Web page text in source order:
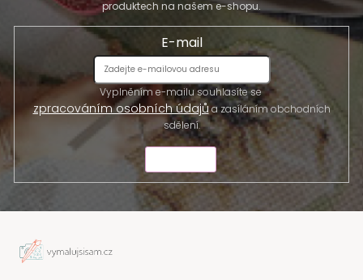
produktech na našem e-shopu.
E-mail
Vyplněním e-mailu souhlasíte se
zpracováním osobních údajůa zasíláním obchodních
sdělení.